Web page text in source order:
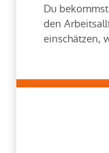
Du
den
einschätzen,